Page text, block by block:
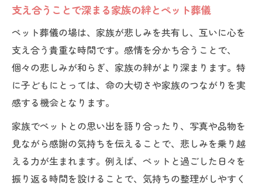
支え合うことで深まる家族の絆とペット葬儀
ペット葬儀の場は、家族が悲しみを共有し、互いに心を
支え合う貴重な時間です。感情を分かち合うことで、
個々の悲しみが和らぎ、家族の絆がより深まります。特
に子どもにとっては、命の大切さや家族のつながりを実
感する機会となります。
家族でペットとの思い出を語り合ったり、写真や品物を
見ながら感謝の気持ちを伝えることで、悲しみを乗り越
える力が生まれます。例えば、ペットと過ごした日々を
振り返る時間を設けることで、気持ちの整理がしやすく